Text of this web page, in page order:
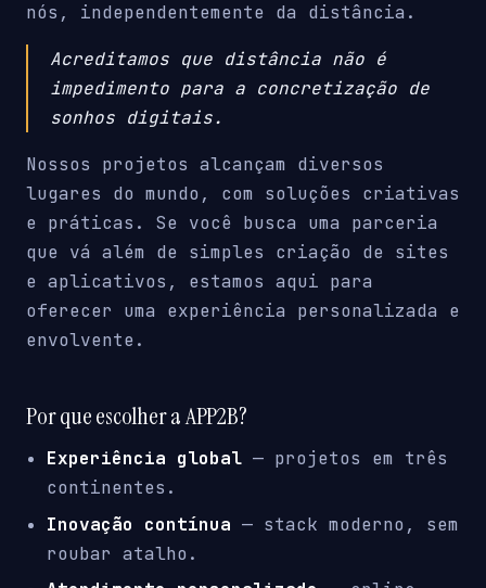
nós, independentemente da distância.
Acreditamos que distância não é
impedimento para a concretização de
sonhos digitais.
Nossos projetos alcançam diversos
lugares do mundo, com soluções criativas
e práticas. Se você busca uma parceria
que vá além de simples criação de sites
e aplicativos, estamos aqui para
oferecer uma experiência personalizada e
envolvente.
Por que escolher a APP2B?
Experiência global — projetos em três
continentes.
Inovação contínua — stack moderno, sem
roubar atalho.